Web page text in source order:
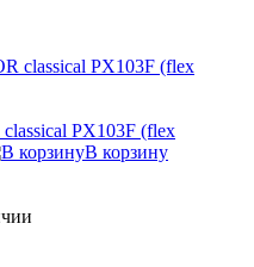
PX103F (flex
В корзину